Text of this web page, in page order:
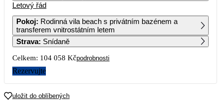
72 189 52 029 53 649 75 619 53 239
7
57 659
8
75 139
9 10 11 12 13
56 219
14
64 339
15 16
21
57 659
22
65 999
23 24 25 26 27
Letový řád
Pokoj: Rodinná vila beach s privátním bazénem a
transferem vnitrostátním letem
Strava: Snídaně
Celkem: 104 058 Kčpodrobnosti
Rezervujte
uložit do oblíbených